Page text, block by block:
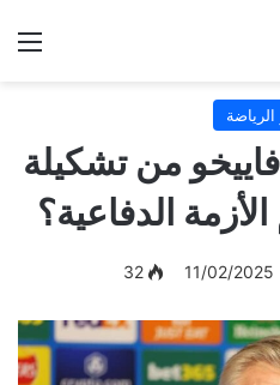
الرياضة
من تشكيلة
الدفاعية؟
11/02/2025
32